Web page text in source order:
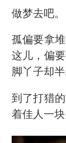
做梦去吧。
孤偏要拿
这儿，偏
脚丫子却半
到了打猎
着佳人一